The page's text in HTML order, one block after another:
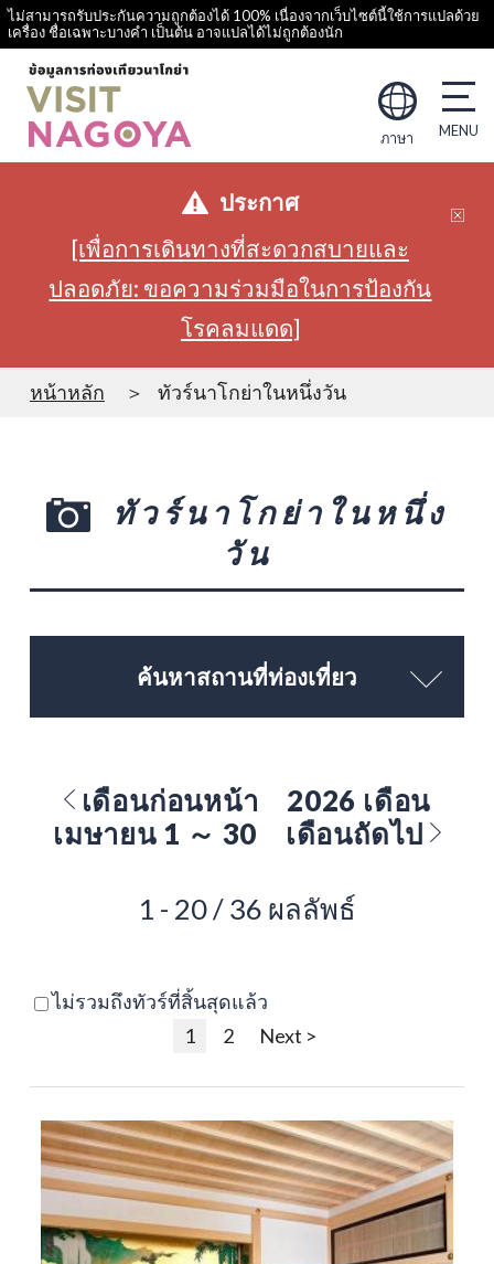
ไม่สามารถรับประกันความถูกต้องได้ 100% เนื่องจากเว็บไซต์นี้ใช้การแปลด้วย
เครื่อง ชื่อเฉพาะบางคำ เป็นต้น อาจแปลได้ไม่ถูกต้องนัก
ภาษา
ประกาศ
[เพื่อการเดินทางที่สะดวกสบายและ
ปลอดภัย: ขอความร่วมมือในการป้องกัน
โรคลมแดด]
หน้าหลัก ทัวร์นาโกย่าในหนึ่งวัน
ทัวร์นาโกย่าในหนึ่ง
วัน
ค้นหาสถานที่ท่องเที่ยว
เดือนก่อนหน้า
2026 เดือน
เมษายน 1 ～ 30
เดือนถัดไป
1 - 20 / 36 ผลลัพธ์
ไม่รวมถึงทัวร์ที่สิ้นสุดแล้ว
1
2 Next >